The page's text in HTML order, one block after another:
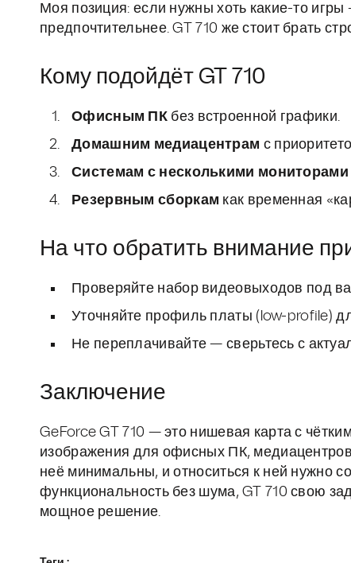
Моя позиция: если нужны хоть какие-то
предпочтительнее. GT 710 же стоит брать
Кому подойдёт GT 710
Офисным ПК без встроенной графики.
Домашним медиацентрам с
Системам с несколькими мониторами
Резервным сборкам как временная
На что обратить внимание
Проверяйте набор видеовыходов под
Уточняйте профиль платы (low-profile)
Не переплачивайте — сверьтесь с
Заключение
GeForce GT 710 — это нишевая карта с
изображения для офисных ПК,
неё минимальны, и относиться к ней нужно
функциональность без шума, GT 710 свою
мощное решение.